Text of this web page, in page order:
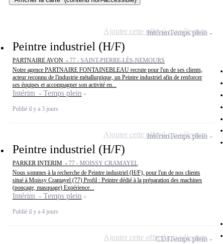
Peintre industriel (H/F)
PARTNAIRE AVON - 77 - SAINT-PIERRE-LÈS-NEMOURS
Notre agence PARTNAIRE FONTAINEBLEAU recrute pour l'un de ses clients,
acteur reconnu de l'industrie métallurgique, un Peintre industriel afin de renforcer
ses équipes et accompagner son activité en...
Intérim - Temps plein
Publié il y a 3 jours
IntérimTemps plein
Ajouter cette offre à ma sélection
Peintre industriel (H/F)
PARKER INTERIM - 77 - MOISSY CRAMAYEL
Nous sommes à la recherche de Peintre industriel (H/F), pour l'un de nos clients
situé à Moissy Cramayel (77) Profil : Peintre dédié à la préparation des machines
(ponçage, masquage) Expérience...
Intérim - Temps plein
Publié il y a 4 jours
IntérimTemps plein
Ajouter cette offre à ma sélection
CDITemps plein
Ajouter cette offre à ma sélection